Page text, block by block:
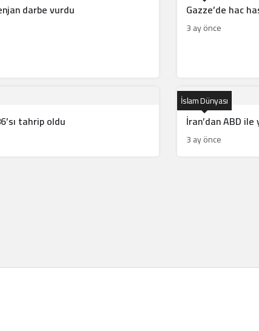
darbe vurdu Gazze’de hac
3 ay önce
tahrip oldu İran’dan ABD
İslam Dünyası
3 ay önce